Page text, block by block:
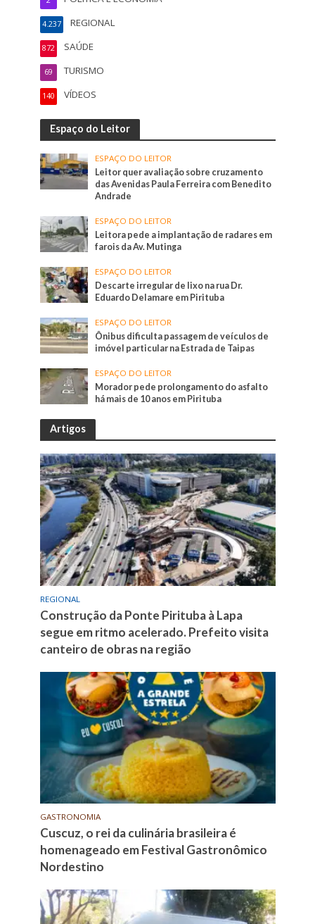
REGIONAL
4.237
SAÚDE
872
TURISMO
69
VÍDEOS
140
Espaço do Leitor
ESPAÇO DO LEITOR
Leitor quer avaliação sobre cruzamento
das Avenidas Paula Ferreira com Benedito
Andrade
ESPAÇO DO LEITOR
Leitora pede a implantação de radares em
farois da Av. Mutinga
ESPAÇO DO LEITOR
Descarte irregular de lixo na rua Dr.
Eduardo Delamare em Pirituba
ESPAÇO DO LEITOR
Ônibus dificulta passagem de veículos de
imóvel particular na Estrada de Taipas
ESPAÇO DO LEITOR
Morador pede prolongamento do asfalto
há mais de 10 anos em Pirituba
Artigos
REGIONAL
Construção da Ponte Pirituba à Lapa
segue em ritmo acelerado. Prefeito visita
canteiro de obras na região
GASTRONOMIA
Cuscuz, o rei da culinária brasileira é
homenageado em Festival Gastronômico
Nordestino